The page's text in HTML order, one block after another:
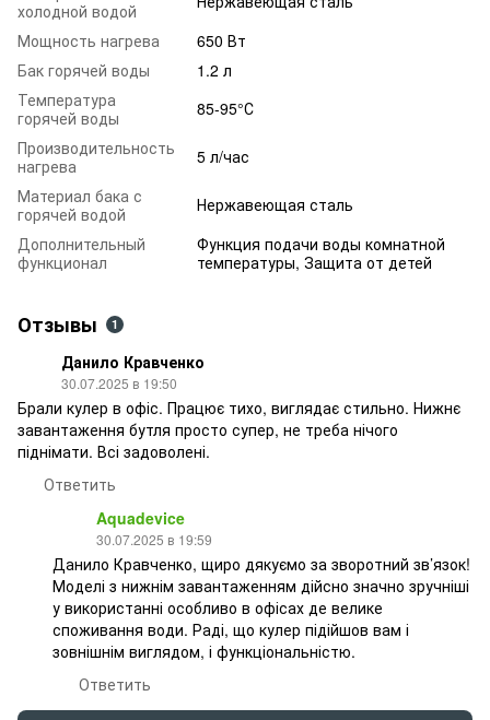
холодной водой
Мощность нагрева
650 Вт
Бак горячей воды
1.2 л
Температура
горячей воды
85-95°С
Производительность
нагрева
5 л/час
Материал бака с
горячей водой
Нержавеющая сталь
Дополнительный
функционал
Функция подачи воды комнатной
температуры, Защита от детей
Отзывы 1
Данило Кравченко
30.07.2025 в 19:50
Брали кулер в офіс. Працює тихо, виглядає стильно. Нижнє
завантаження бутля просто супер, не треба нічого
піднімати. Всі задоволені.
Ответить
Aquadevice
30.07.2025 в 19:59
Данило Кравченко, щиро дякуємо за зворотний зв’язок!
Моделі з нижнім завантаженням дійсно значно зручніші
у використанні особливо в офісах де велике
споживання води. Раді, що кулер підійшов вам і
зовнішнім виглядом, і функціональністю.
Ответить